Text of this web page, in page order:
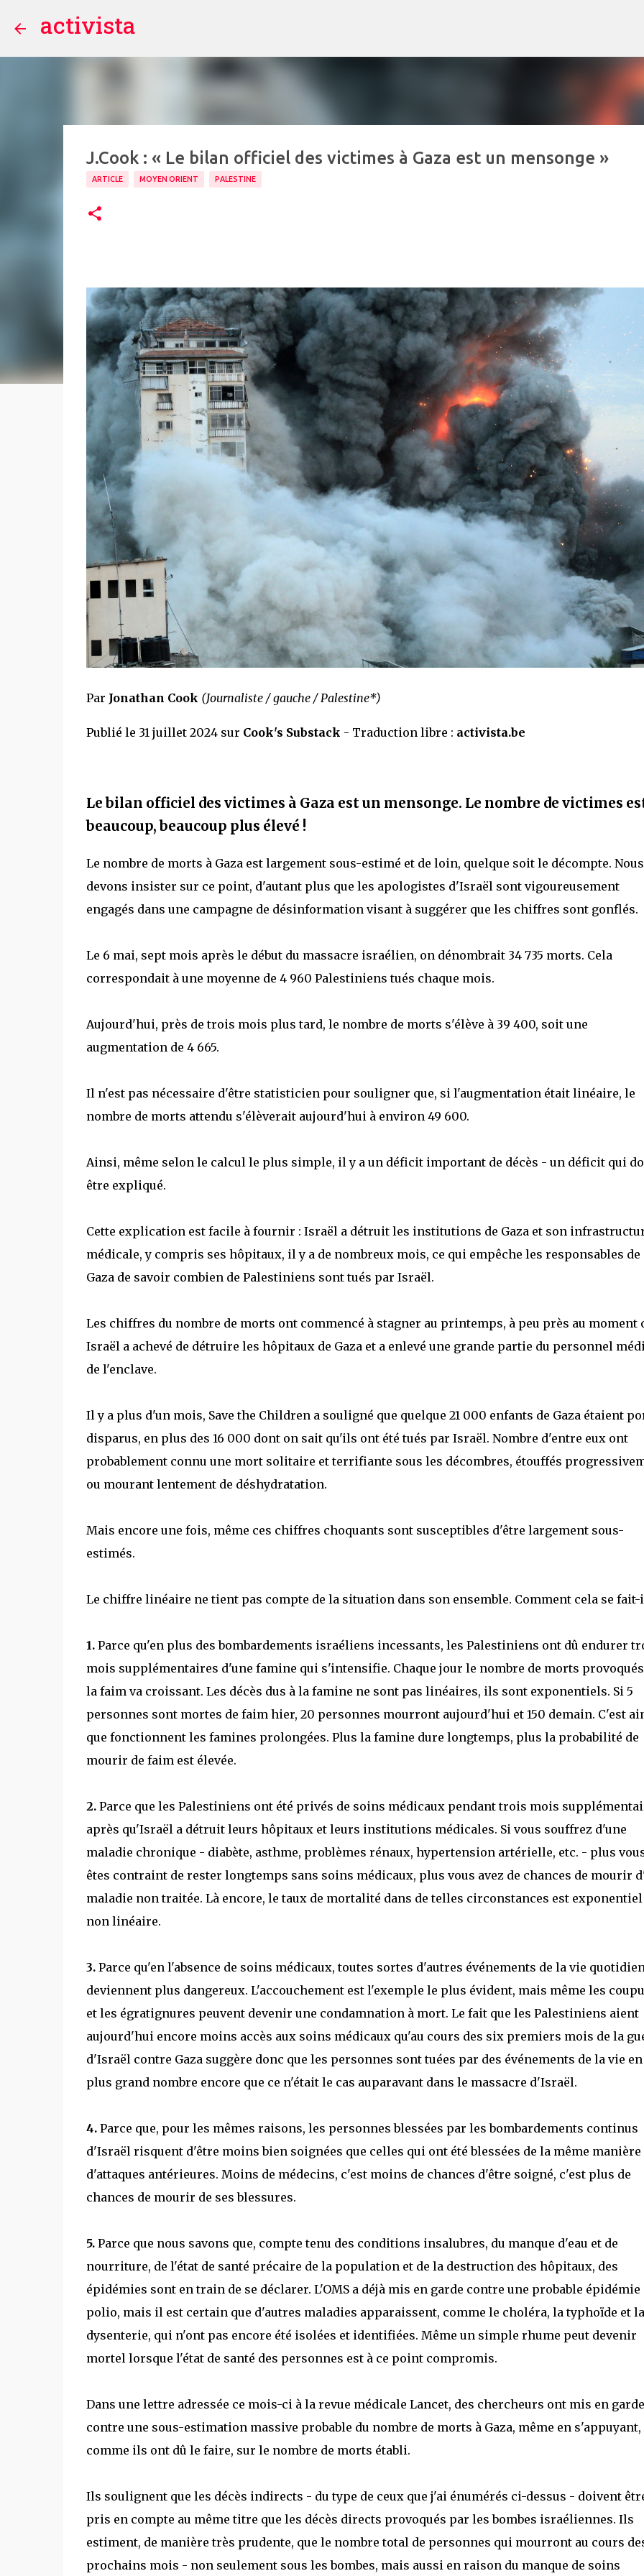
activista
J.Cook : « Le bilan officiel des victimes à Gaza est un mensonge »
ARTICLE MOYEN ORIENT PALESTINE
Par Jonathan Cook (Journaliste / gauche / Palestine*)
Publié le 31 juillet 2024 sur Cook's Substack - Traduction libre : activista.be
Le bilan officiel des victimes à Gaza est un mensonge. Le nombre de victimes
beaucoup, beaucoup plus élevé !
Le nombre de morts à Gaza est largement sous-estimé et de loin, quelque soit le décompte. Nous
devons insister sur ce point, d'autant plus que les apologistes d'Israël sont vigoureusement
engagés dans une campagne de désinformation visant à suggérer que les chiffres sont gonflés.
Le 6 mai, sept mois après le début du massacre israélien, on dénombrait 34 735 morts. Cela
correspondait à une moyenne de 4 960 Palestiniens tués chaque mois.
Aujourd'hui, près de trois mois plus tard, le nombre de morts s'élève à 39 400, soit une
augmentation de 4 665.
Il n'est pas nécessaire d'être statisticien pour souligner que, si l'augmentation était linéaire, le
nombre de morts attendu s'élèverait aujourd'hui à environ 49 600.
Ainsi, même selon le calcul le plus simple, il y a un déficit important de décès - un déficit qui
être expliqué.
Cette explication est facile à fournir : Israël a détruit les institutions de Gaza et son
médicale, y compris ses hôpitaux, il y a de nombreux mois, ce qui empêche les responsables de
Gaza de savoir combien de Palestiniens sont tués par Israël.
Les chiffres du nombre de morts ont commencé à stagner au printemps, à peu près au moment
Israël a achevé de détruire les hôpitaux de Gaza et a enlevé une grande partie du personnel
de l'enclave.
Il y a plus d'un mois, Save the Children a souligné que quelque 21 000 enfants de Gaza étaient
disparus, en plus des 16 000 dont on sait qu'ils ont été tués par Israël. Nombre d'entre eux ont
probablement connu une mort solitaire et terrifiante sous les décombres, étouffés
ou mourant lentement de déshydratation.
Mais encore une fois, même ces chiffres choquants sont susceptibles d'être largement sous-
estimés.
Le chiffre linéaire ne tient pas compte de la situation dans son ensemble. Comment cela se fait-
1. Parce qu'en plus des bombardements israéliens incessants, les Palestiniens ont dû endurer
mois supplémentaires d'une famine qui s'intensifie. Chaque jour le nombre de morts
la faim va croissant. Les décès dus à la famine ne sont pas linéaires, ils sont exponentiels. Si 5
personnes sont mortes de faim hier, 20 personnes mourront aujourd'hui et 150 demain. C'est
que fonctionnent les famines prolongées. Plus la famine dure longtemps, plus la probabilité de
mourir de faim est élevée.
2. Parce que les Palestiniens ont été privés de soins médicaux pendant trois mois
après qu'Israël a détruit leurs hôpitaux et leurs institutions médicales. Si vous souffrez d'une
maladie chronique - diabète, asthme, problèmes rénaux, hypertension artérielle, etc. - plus
êtes contraint de rester longtemps sans soins médicaux, plus vous avez de chances de mourir
maladie non traitée. Là encore, le taux de mortalité dans de telles circonstances est exponentiel
non linéaire.
3.Parce qu'en l'absence de soins médicaux, toutes sortes d'autres événements de la vie
deviennent plus dangereux. L'accouchement est l'exemple le plus évident, mais même les
et les égratignures peuvent devenir une condamnation à mort. Le fait que les Palestiniens aient
aujourd'hui encore moins accès aux soins médicaux qu'au cours des six premiers mois de la
d'Israël contre Gaza suggère donc que les personnes sont tuées par des événements de la vie en
plus grand nombre encore que ce n'était le cas auparavant dans le massacre d'Israël.
4.Parce que, pour les mêmes raisons, les personnes blessées par les bombardements continus
d'Israël risquent d'être moins bien soignées que celles qui ont été blessées de la même
d'attaques antérieures. Moins de médecins, c'est moins de chances d'être soigné, c'est plus de
chances de mourir de ses blessures.
5.Parce que nous savons que, compte tenu des conditions insalubres, du manque d'eau et de
nourriture, de l'état de santé précaire de la population et de la destruction des hôpitaux, des
épidémies sont en train de se déclarer. L'OMS a déjà mis en garde contre une probable épidémie
polio, mais il est certain que d'autres maladies apparaissent, comme le choléra, la typhoïde et la
dysenterie, qui n'ont pas encore été isolées et identifiées. Même un simple rhume peut devenir
mortel lorsque l'état de santé des personnes est à ce point compromis.
Dans une lettre adressée ce mois-ci à la revue médicale Lancet, des chercheurs ont mis en garde
contre une sous-estimation massive probable du nombre de morts à Gaza, même en s'appuyant,
comme ils ont dû le faire, sur le nombre de morts établi.
Ils soulignent que les décès indirects - du type de ceux que j'ai énumérés ci-dessus - doivent
pris en compte au même titre que les décès directs provoqués par les bombes israéliennes. Ils
estiment, de manière très prudente, que le nombre total de personnes qui mourront au cours
prochains mois - non seulement sous les bombes, mais aussi en raison du manque de soins